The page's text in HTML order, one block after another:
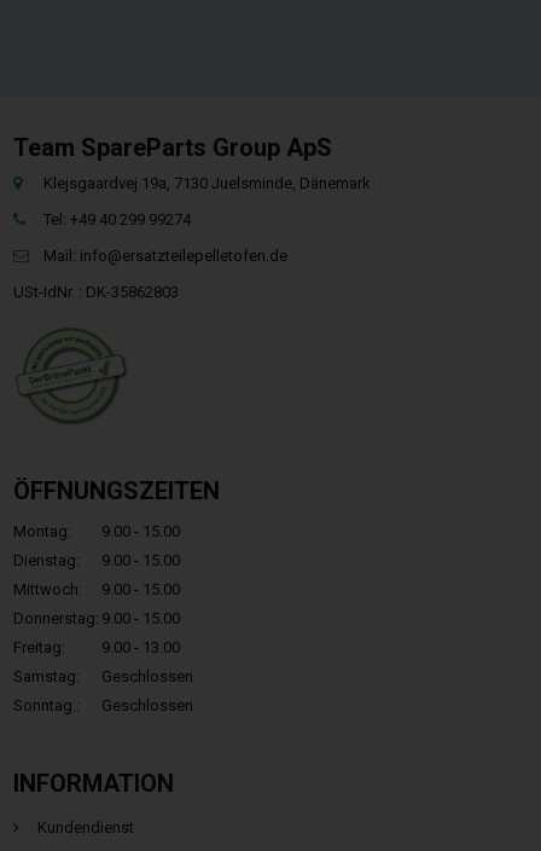
Team SpareParts Group ApS
Klejsgaardvej 19a, 7130 Juelsminde, Dänemark
Tel: +49 40 299 99274
Mail: info@ersatzteilepelletofen.de
USt-IdNr. : DK-35862803
ÖFFNUNGSZEITEN
Montag:
9.00 - 15.00
Dienstag:
9.00 - 15.00
Mittwoch:
9.00 - 15.00
Donnerstag: 9.00 - 15.00
Freitag:
9.00 - 13.00
Samstag:
Geschlossen
Sonntag.:
Geschlossen
INFORMATION
Kundendienst